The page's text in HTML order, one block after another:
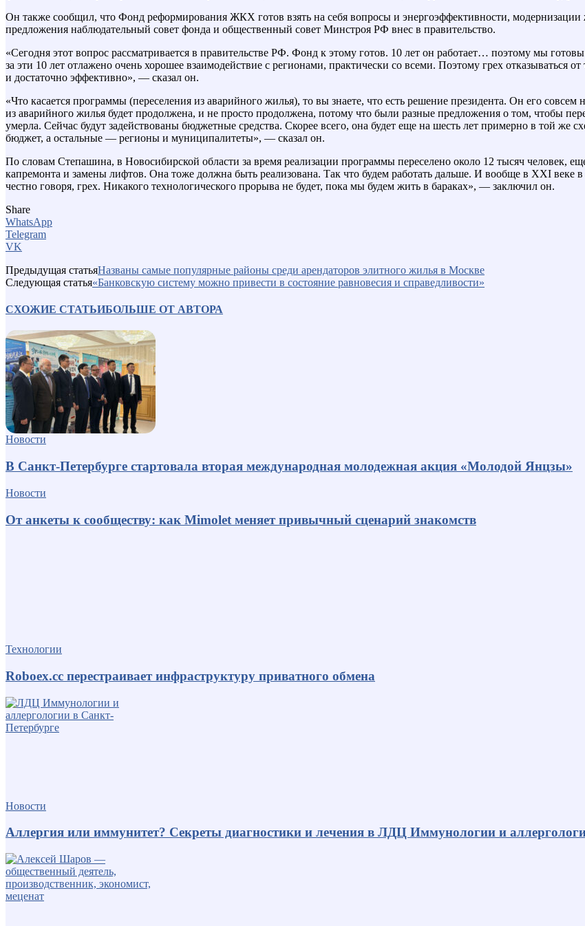
Он также сообщил, что Фонд реформирования ЖКХ готов взять на себя вопросы и энергоэффективности,
предложения наблюдательный совет фонда и общественный совет Минстроя РФ внес в правительство.
«Сегодня этот вопрос рассматривается в правительстве РФ. Фонд к этому готов. 10 лет он работает… поэтому мы
за эти 10 лет отлажено очень хорошее взаимодействие с регионами, практически со всеми. Поэтому грех отказываться
и достаточно эффективно», — сказал он.
«Что касается программы (переселения из аварийного жилья), то вы знаете, что есть решение президента. Он его
из аварийного жилья будет продолжена, и не просто продолжена, потому что были разные предложения о том, чтобы
умерла. Сейчас будут задействованы бюджетные средства. Скорее всего, она будет еще на шесть лет примерно в той же
бюджет, а остальные — регионы и муниципалитеты», — сказал он.
По словам Степашина, в Новосибирской области за время реализации программы переселено около 12 тысяч человек,
капремонта и замены лифтов. Она тоже должна быть реализована. Так что будем работать дальше. И вообще в XXI веке в
честно говоря, грех. Никакого технологического прорыва не будет, пока мы будем жить в бараках», — заключил он.
Share
WhatsApp
Telegram
VK
Предыдущая статьяНазваны самые популярные районы среди арендаторов элитного жилья в Москве
Следующая статья«Банковскую систему можно привести в состояние равновесия и справедливости»
СХОЖИЕ СТАТЬИБОЛЬШЕ ОТ АВТОРА
Новости
В Санкт-Петербурге стартовала вторая международная молодежная акция «Молодой Янцзы»
Новости
От анкеты к сообществу: как Mimolet меняет привычный сценарий знакомств
Технологии
Roboex.cc перестраивает инфраструктуру приватного обмена
Новости
Аллергия или иммунитет? Секреты диагностики и лечения в ЛДЦ Иммунологии и